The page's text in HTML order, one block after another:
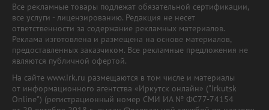
Все рекламные товары подлежат обязательной сертификации,
все услуги - лицензированию. Редакция не несет
ответственности за содержание рекламных материалов.
Реклама изготовлена и размещена на основе материалов,
предоставленных заказчиком. Все рекламные предложения не
являются публичной офертой.
На сайте www.irk.ru размещаются в том числе и материалы
от информационного агентства «Иркутск онлайн» ("Irkutsk
Online") (регистрационный номер СМИ ИА № ФС77-74154